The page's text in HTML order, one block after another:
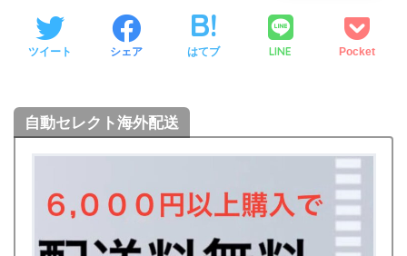
ツイート シェア はてブ LINE Pocket
自動セレクト海外配送